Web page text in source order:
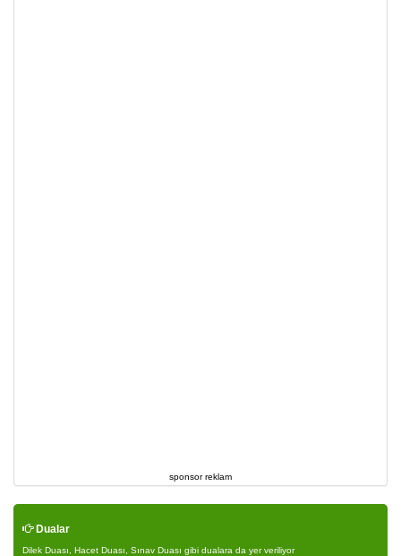
sponsor reklam
Dualar
Dilek Duası, Hacet Duası, Sınav Duası gibi dualara da yer veriliyor